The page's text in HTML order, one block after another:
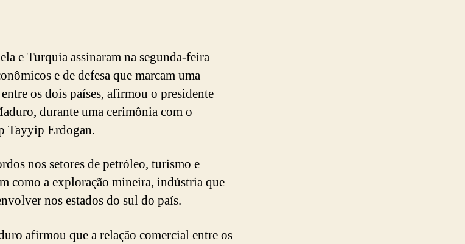
e Turquia assinaram na segunda-feira
e de defesa que marcam uma
os dois países, afirmou o presidente
durante uma cerimônia com o
Tayyip Erdogan.
nos setores de petróleo, turismo e
como a exploração mineira, indústria que
nos estados do sul do país.
afirmou que a relação comercial entre os